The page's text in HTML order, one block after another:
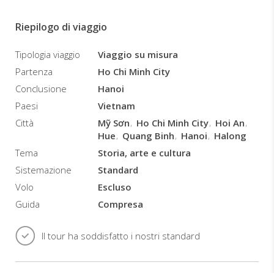
visitare
questi
patrimoni
Unesco
sarebbe
un
viaggio
incompleto.
Riepilogo di viaggio
Tipologia viaggio
Viaggio su misura
Partenza
Ho Chi Minh City
Conclusione
Hanoi
Paesi
Vietnam
Città
Mỹ Sơn Ho Chi Minh City Hoi An
Hue
Quang Binh Hanoi
Halong
Tema
Storia, arte e cultura
Sistemazione
Standard
Volo
Escluso
Guida
Compresa
Il tour ha soddisfatto i nostri standard